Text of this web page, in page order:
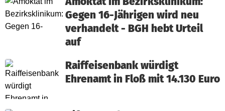
Gegen 16-Jährigen wird neu
verhandelt - BGH hebt Urteil
auf
Raiffeisenbank würdigt
Ehrenamt in Floß mit 14.130 Euro